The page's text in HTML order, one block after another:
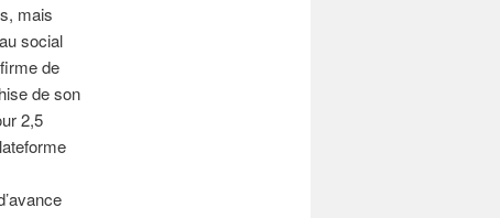
mais
social
de
de son
2,5